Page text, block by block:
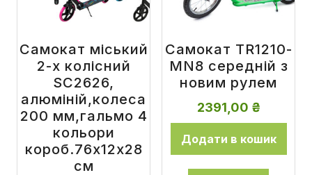
Самокат міський
2-х колісний
SC2626,
алюміній,колеса
200 мм,гальмо 4
кольори
короб.76x12x28
см
Самокат TR1210-
MN8 середній з
новим рулем
2391,00 ₴
Додати в кошик